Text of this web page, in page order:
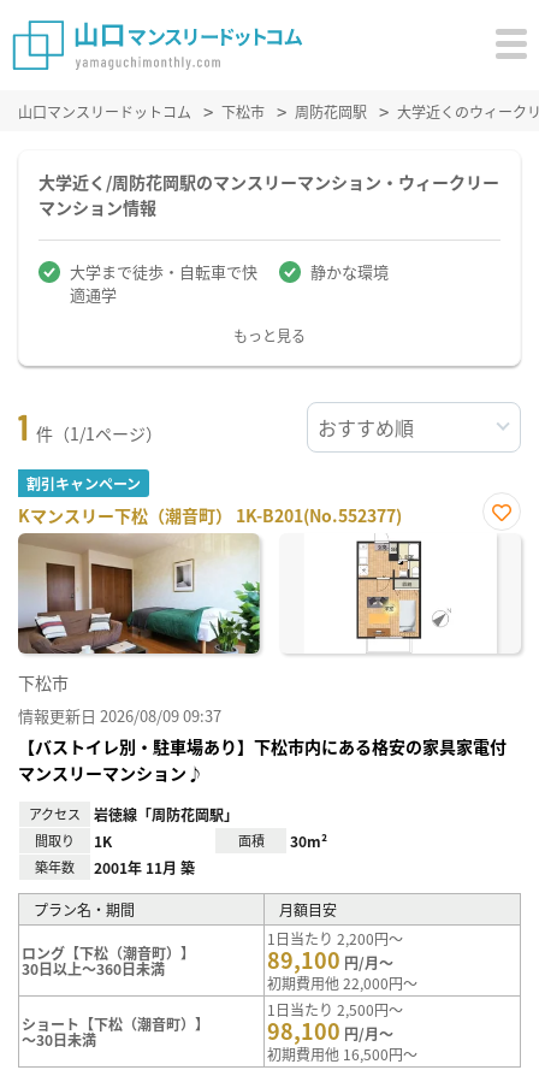
山口マンスリードットコム 下松市 周防花岡駅 大学近くのウィーク
大学近く/周防花岡駅のマンスリーマンション・ウィークリー
マンション情報
大学まで徒歩・自転車で快
適通学
静かな環境
もっと見る
1 件（1/1ページ）
割引キャンペーン
Kマンスリー下松（潮音町） 1K-B201(No.552377)
お気
下松市
情報更新日 2026/08/09 09:37
【バストイレ別・駐車場あり】下松市内にある格安の家具家電付
マンスリーマンション♪
アクセス 岩徳線「周防花岡駅」
間取り 1K 面積 30m²
築年数 2001年 11月 築
プラン名・期間 月額目安
ロング【下松（潮音町）】
30日以上～360日未満
1日当たり 2,200円～
89,100 円/月～
初期費用他 22,000円～
ショート【下松（潮音町）】
～30日未満
1日当たり 2,500円～
98,100 円/月～
初期費用他 16,500円～